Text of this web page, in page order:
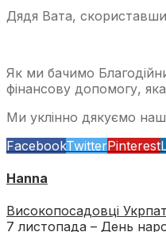
Дядя Вата,
Як ми бачимо
фінансову допомогу,
Ми уклінно дякуємо
FacebookTwitterPinterest
Hanna
Високопосадовці
7 листопада – День